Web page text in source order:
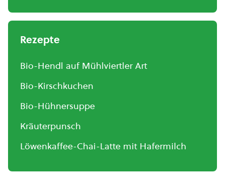
Rezepte
Bio-Hendl auf Mühlviertler Art
Bio-Kirschkuchen
Bio-Hühnersuppe
Kräuterpunsch
Löwenkaffee-Chai-Latte mit Hafermilch